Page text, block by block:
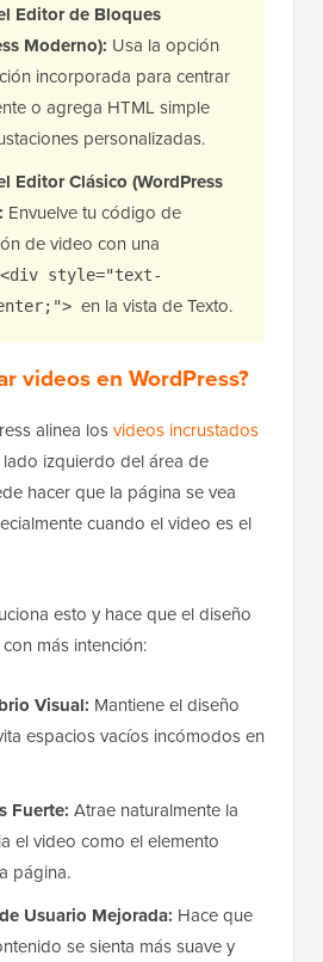
Editor de Bloques
Moderno): Usa la opción
incorporada para centrar
o agrega HTML simple
personalizadas.
Editor Clásico (WordPress
Envuelve tu código de
de video con una
<div style="text-
en la vista de Texto.
videos en WordPress?
alinea losvideos incrustados
izquierdo del área de
hacer que la página se vea
cuando el video es el
esto y hace que el diseño
más intención:
Visual: Mantiene el diseño
espacios vacíos incómodos en
Fuerte: Atrae naturalmente la
el video como el elemento
página.
Usuario Mejorada: Hace que
se sienta más suave y